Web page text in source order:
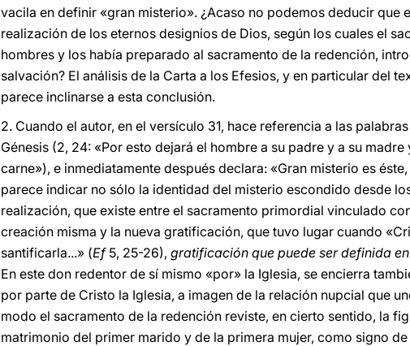
vacila en definir «gran misterio». ¿Acaso no podemos deducir
realización de los eternos designios de Dios, según los cuales el
hombres y los había preparado al sacramento de la redención,
salvación? El análisis de la Carta a los Efesios, y en particular del
parece inclinarse a esta conclusión.
2. Cuando el autor, en el versículo 31, hace referencia a las
Génesis (2, 24: «Por esto dejará el hombre a su padre y a su
carne»), e inmediatamente después declara: «Gran misterio es
parece indicar no sólo la identidad del misterio escondido desde
realización, que existe entre el sacramento primordial vinculado
creación misma y la nueva gratificación, que tuvo lugar cuando
santificarla...» (Ef 5, 25-26), gratificación que puede ser definida
En este don redentor de sí mismo «por» la Iglesia, se encierra
por parte de Cristo la Iglesia, a imagen de la relación nupcial que
modo el sacramento de la redención reviste, en cierto sentido, la
matrimonio del primer marido y de la primera mujer, como signo